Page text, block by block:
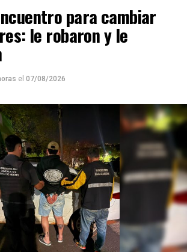
para cambiar
le robaron y le
el 07/08/2026